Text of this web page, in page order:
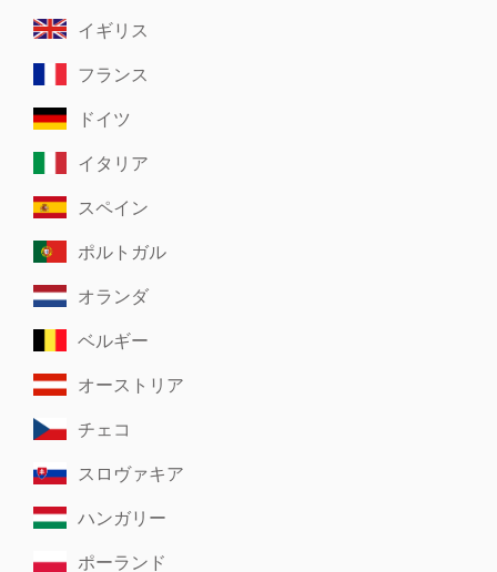
イギリス
フランス
ドイツ
イタリア
スペイン
ポルトガル
オランダ
ベルギー
オーストリア
チェコ
スロヴァキア
ハンガリー
ポーランド